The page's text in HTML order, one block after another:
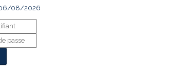
06/08/2026